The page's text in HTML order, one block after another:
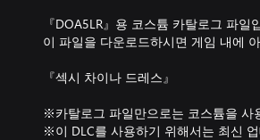
『DOA5LR』용 코스튬 카탈로그 파일
이 파일을 다운로드하시면 게임 내에
『섹시 차이나 드레스』
※카탈로그 파일만으로는 코스튬을 사
※이 DLC를 사용하기 위해서는 최신